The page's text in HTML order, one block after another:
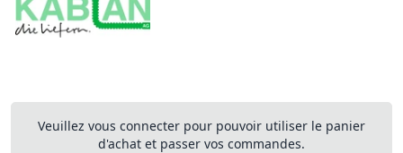
Veuillez vous connecter pour pouvoir utiliser le panier
d'achat et passer vos commandes.